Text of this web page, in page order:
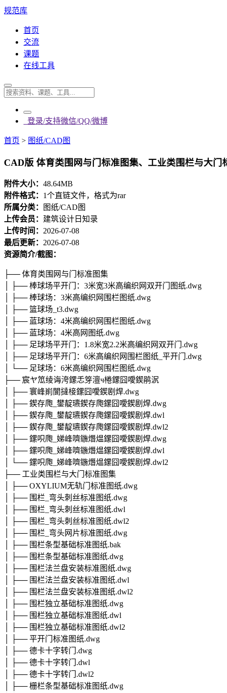
规范库
首页
交流
课题
在线工具
登录/支持微信/QQ/微博
首页 > 图纸/CAD图
CAD版 体育类围网与门标准图集、工业类围栏与大门
附件大小： 48.64MB
附件格式： 1个直链文件，格式为rar
所属分类：
图纸/CAD图
上传会员： 建筑设计日知录
上传时间： 2026-07-08
最后更新： 2026-07-08
资源简介/截图：
├── 体育类围网与门标准图集
│ ├── 棒球场平开门：3米宽3米高编织网双开门图纸.dwg
│ ├── 棒球场：3米高编织网围栏图纸.dwg
│ ├── 篮球场_t3.dwg
│ ├── 蓝球场：4米高编织网围栏图纸.dwg
│ ├── 蓝球场：4米高网图纸.dwg
│ ├── 足球场平开门：1.8米宽2.2米高编织网双开门.dwg
│ ├── 足球场平开门：6米高编织网围栏图纸_平开门.dwg
│ └── 足球场：6米高编织网围栏图纸.dwg
├── 宸ヤ笟绫诲洿鏍忎笌澶ч棬鏍囧噯鍥鹃泦
│ ├── 寰峰崱閬撻椄鏍囧噯鍥剧焊.dwg
│ ├── 鍥存爮_鐢靛瓙鍥存爮鏍囧噯鍥剧焊.dwg
│ ├── 鍥存爮_鐢靛瓙鍥存爮鏍囧噯鍥剧焊.dwl
│ ├── 鍥存爮_鐢靛瓙鍥存爮鏍囧噯鍥剧焊.dwl2
│ ├── 鏍呮爮_娣峰嚌鍦熸煴鏍囧噯鍥剧焊.dwg
│ ├── 鏍呮爮_娣峰嚌鍦熸煴鏍囧噯鍥剧焊.dwl
│ └── 鏍呮爮_娣峰嚌鍦熸煴鏍囧噯鍥剧焊.dwl2
├── 工业类围栏与大门标准图集
│ ├── OXYLIUM无轨门标准图纸.dwg
│ ├── 围栏_弯头刺丝标准图纸.dwg
│ ├── 围栏_弯头刺丝标准图纸.dwl
│ ├── 围栏_弯头刺丝标准图纸.dwl2
│ ├── 围栏_弯头网片标准图纸.dwg
│ ├── 围栏条型基础标准图纸.bak
│ ├── 围栏条型基础标准图纸.dwg
│ ├── 围栏法兰盘安装标准图纸.dwg
│ ├── 围栏法兰盘安装标准图纸.dwl
│ ├── 围栏法兰盘安装标准图纸.dwl2
│ ├── 围栏独立基础标准图纸.dwg
│ ├── 围栏独立基础标准图纸.dwl
│ ├── 围栏独立基础标准图纸.dwl2
│ ├── 平开门标准图纸.dwg
│ ├── 德卡十字转门.dwg
│ ├── 德卡十字转门.dwl
│ ├── 德卡十字转门.dwl2
│ ├── 栅栏条型基础标准图纸.dwg